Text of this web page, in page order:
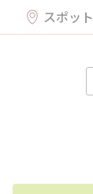
スポット